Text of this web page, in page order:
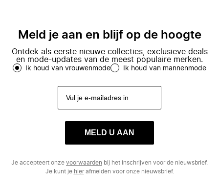
Meld je aan en blijf op de hoogte
Ontdek als eerste nieuwe collecties, exclusieve deals
en mode-updates van de meest populaire merken.
Ik houd van vrouwenmode Ik houd van mannenmode
MELD U AAN
Je accepteert onze voorwaarden bij het inschrijven voor de nieuwsbrief.
Je kunt je hierafmelden voor onze nieuwsbrief.